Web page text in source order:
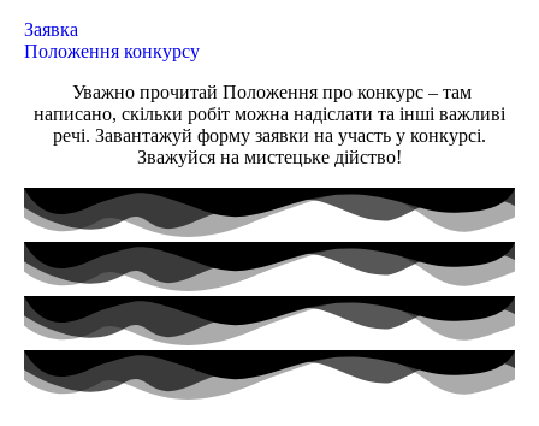
Заявка
Положення конкурсу
Уважно прочитай Положення про конкурс – там
написано, скільки робіт можна надіслати та інші важливі
речі. Завантажуй форму заявки на участь у конкурсі.
Зважуйся на мистецьке дійство!